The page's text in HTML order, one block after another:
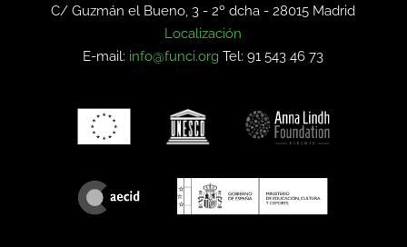
C/ Guzmán el Bueno, 3 - 2º dcha -28015 Madrid
Localización
E-mail: info@funci.org Tel: 91 543 46 73